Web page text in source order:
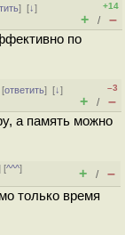
][↓]
+14
+ / –
по
[ответить][↓]
–3
+ / –
а память можно
[^^^]
+ / –
только время